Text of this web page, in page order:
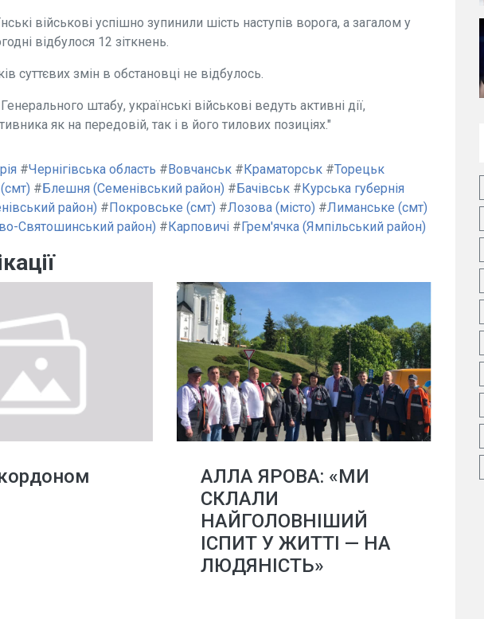
військові успішно зупинили шість наступів ворога, а загалом у
відбулося 12 зіткнень.
суттєвих змін в обстановці не відбулось.
штабу, українські військові ведуть активні дії,
як на передовій, так і в його тилових позиціях."
#Чернігівська область # Вовчанськ # Краматорськ #Торецьк
# Блешня (Семенівський район) # Бачівськ # Курська губернія
район) # Покровське (смт) #Лозова (місто) #Лиманське (смт)
Святошинський район) # Карповичі # Грем'ячка (Ямпільський район)
АЛЛА ЯРОВА: «МИ
СКЛАЛИ
НАЙГОЛОВНІШИЙ
ІСПИТ У ЖИТТІ — НА
ЛЮДЯНІСТЬ»